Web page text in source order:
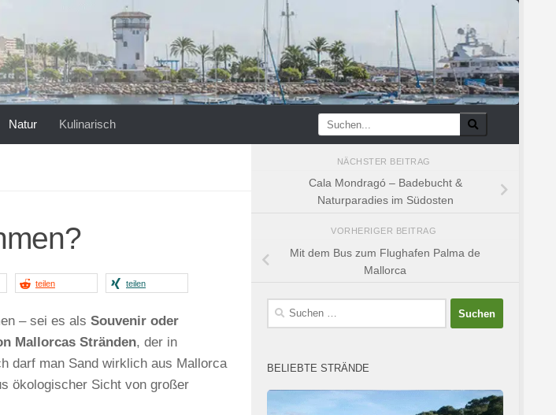
Natur Kulinarisch
teilen teilen
– sei es als Souvenir oder
Mallorcas Stränden, der in
darf man Sand wirklich aus Mallorca
ökologischer Sicht von großer
NÄCHSTER BEITRAG
Cala Mondragó – Badebucht &
Naturparadies im Südosten
VORHERIGER BEITRAG
Mit dem Bus zum Flughafen Palma de
Mallorca
Suchen
nach:
BELIEBTE STRÄNDE